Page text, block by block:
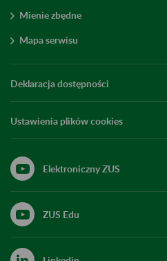
Mienie zbędne
Mapa serwisu
Deklaracja dostępności
Ustawienia plików cookies
Elektroniczny ZUS
ZUS Edu